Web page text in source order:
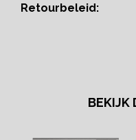
Retourbeleid:
BEKIJK